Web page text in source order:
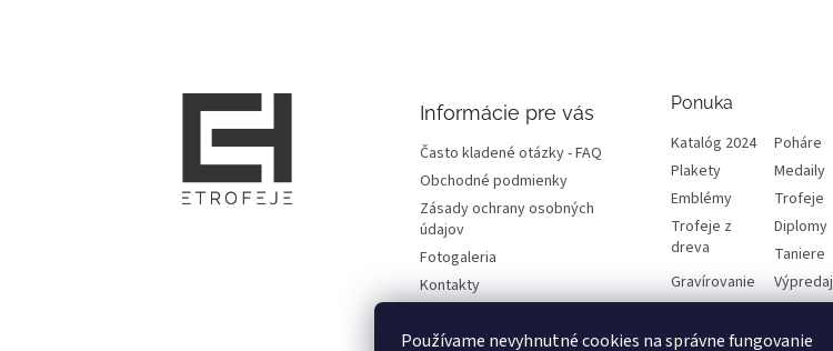
Používame nevyhnutné cookies na správne fungovanie
Informácie pre vás
Často kladené otázky - FAQ
Obchodné podmienky
Zásady ochrany osobných
údajov
Fotogaleria
Kontakty
Doprava, platba a dôležité
Ponuka
Katalóg 2024
Poháre
Plakety
Medaily
Emblémy
Trofeje
Trofeje z
dreva
Diplomy
Taniere
Výpredaj
Gravírovanie